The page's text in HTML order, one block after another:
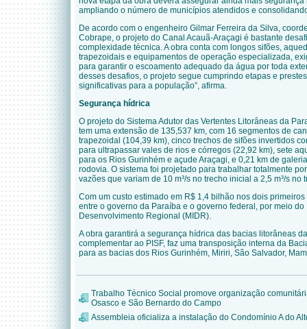
ampliando o número de municípios atendidos e
De acordo com o engenheiro Gilmar Ferreira da Silva,
Cobrape, o projeto do Canal Acauã-Araçagi é bastante
complexidade técnica. A obra conta com longos sifões,
trapezoidais e equipamentos de operação especializada,
para garantir o escoamento adequado da água por toda
desses desafios, o projeto segue cumprindo etapas e
significativas para a população”, afirma.
Segurança hídrica
O projeto do Sistema Adutor das Vertentes Litorâneas da
tem uma extensão de 135,537 km, com 16 segmentos de
trapezoidal (104,39 km), cinco trechos de sifões invertidos
para ultrapassar vales de rios e córregos (22,92 km), sete
para os Rios Gurinhém e açude Araçagi, e 0,21 km de
rodovia. O sistema foi projetado para trabalhar totalmente
vazões que variam de 10 m³/s no trecho inicial a 2,5 m³/s
Com um custo estimado em R$ 1,4 bilhão nos dois
entre o governo da Paraíba e o governo federal, por meio
Desenvolvimento Regional (MIDR).
A obra garantirá a segurança hídrica das bacias litorâneas
complementar ao PISF, faz uma transposição interna da
para as bacias dos Rios Gurinhém, Miriri, São Salvador,
Trabalho Técnico Social promove organização
Osasco e São Bernardo do Campo
Assembleia oficializa a instalação do Condomínio A do